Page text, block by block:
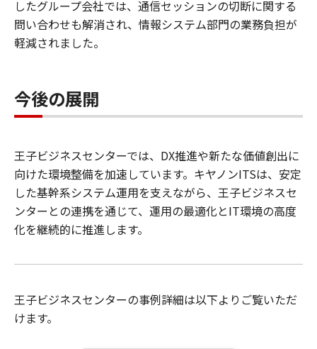
したグループ会社では、通信セッションの切断に関する
問い合わせも解消され、情報システム部門の業務負担が
軽減されました。
今後の展開
王子ビジネスセンターでは、DX推進や新たな価値創出に
向けた環境整備を加速しています。キヤノンITSは、安定
した基幹系システム運用を支えながら、王子ビジネスセ
ンターとの連携を通じて、運用の最適化とIT環境の高度
化を継続的に推進します。
王子ビジネスセンターの事例詳細は以下よりご覧いただ
けます。